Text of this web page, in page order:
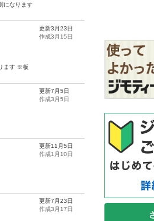
になります
ます ※板
更新3月23日
作成3月15日
更新7月5日
作成3月5日
更新11月5日
作成1月10日
更新7月23日
作成3月17日